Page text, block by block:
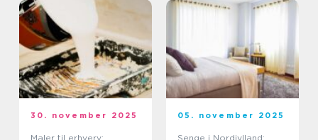
30. november 2025
Maler til erhverv:
05. november 2025
Senge i Nordjylland: